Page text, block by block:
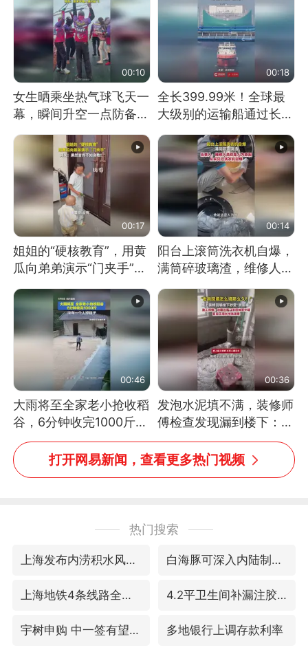
00:10
女生晒乘坐热气球飞天一
幕，瞬间升空一点防备都
00:18
全长399.99米！全球最
大级别的运输船通过长江
00:17
姐姐的“硬核教育”，用黄
瓜向弟弟演示“门夹手”，
教！
00:14
阳台上滚筒洗衣机自爆，
满筒碎玻璃渣，维修人员
洗衣机自爆
00:46
大雨将至全家老小抢收稻
谷，6分钟收完1000斤，
没有一个人掉链子
00:36
发泡水泥填不满，装修师
傅检查发现漏到楼下：出
风口未延伸到外墙
打开网易新闻，查看更多热门视频
热门搜索
上海发布内涝积水风险提示 白海豚可深入内陆制造大范围风雨
上海地铁4条线路全线停运 4.2平卫生间补漏注胶花1.55万
宇树申购 中一签有望赚20万元 多地银行上调存款利率